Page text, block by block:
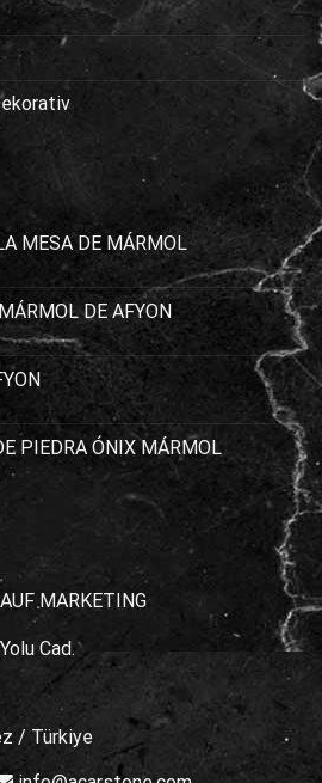
MESA DE MÁRMOL
DE AFYON
PIEDRA ÓNIX MÁRMOL
MARKETING
Cad.
/ Türkiye